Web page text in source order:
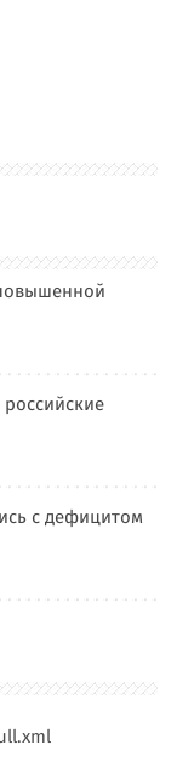
с дефицитом